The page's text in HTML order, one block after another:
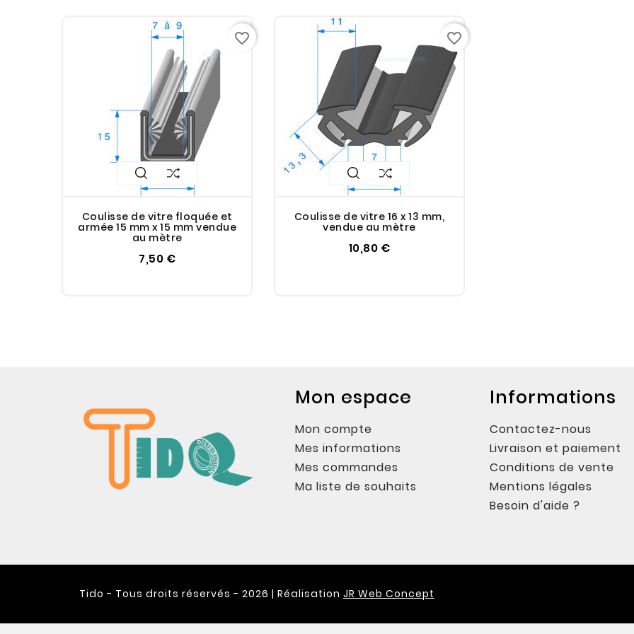
Coulisse de vitre floquée et
armée 15 mm x 15 mm vendue
au mètre
7,50 €
favorite_border
Coulisse de vitre 16 x 13 mm,
vendue au mètre
10,80 €
favorite_border
Mon espace
Mon compte
Mes informations
Mes commandes
Ma liste de souhaits
Informations
Contactez-nous
Livraison et paiement
Conditions de vente
Mentions légales
Besoin d'aide ?
Tido - Tous droits réservés - 2026 | Réalisation JR Web Concept